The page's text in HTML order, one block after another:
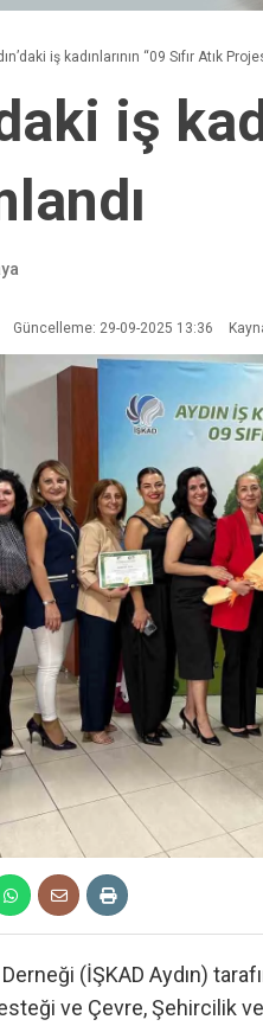
iş kadınlarının “09 Sıfır Atık
iş
Güncelleme: 29-09-2025 13:36
Derneği (İŞKAD Aydın)
ve Çevre, Şehircilik